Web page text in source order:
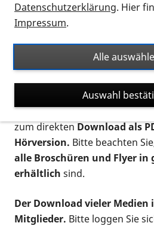
Auf dieser Seite finden Sie
Ort. Nutzen Sie den
nach Flyern und Broschüren,
suchen. Die meisten Flyer und
verschiedenen Formaten
postalischen Bestellung als
zum direktenDownload als
Hörversion. Bitte beachten
alle Broschüren und Flyer in
erhältlich sind.
Der Download vieler
Mitglieder. Bitte loggen Sie
Datenschutzerklärung. Hier
Impressum.
Alle
Auswahl